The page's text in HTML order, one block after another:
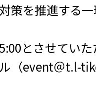
を推進する一
とさせていた
（event＠t.l-